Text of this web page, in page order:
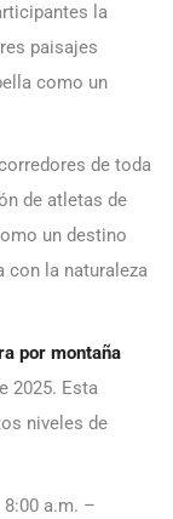
la
paisajes
como un
de toda
de atletas de
un destino
con la naturaleza
por montaña
2025. Esta
niveles de
a.m. –